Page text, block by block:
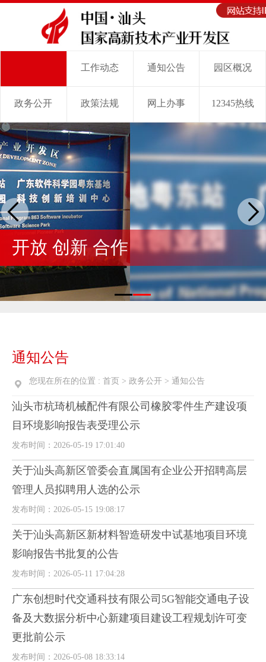
首 页
工作动态 通知公告 园区概况
政务公开 政策法规 网上办事 12345热线
开放 创新 合作
通知公告
您现在所在的位置 : 首页 > 政务公开 > 通知公告
汕头市杭琦机械配件有限公司橡胶零件生产建设项
目环境影响报告表受理公示
发布时间：2026-05-19 17:01:40
关于汕头高新区管委会直属国有企业公开招聘高层
管理人员拟聘用人选的公示
发布时间：2026-05-15 19:08:17
关于汕头高新区新材料智造研发中试基地项目环境
影响报告书批复的公告
发布时间：2026-05-11 17:04:28
广东创想时代交通科技有限公司5G智能交通电子设
备及大数据分析中心新建项目建设工程规划许可变
更批前公示
发布时间：2026-05-08 18:33:14